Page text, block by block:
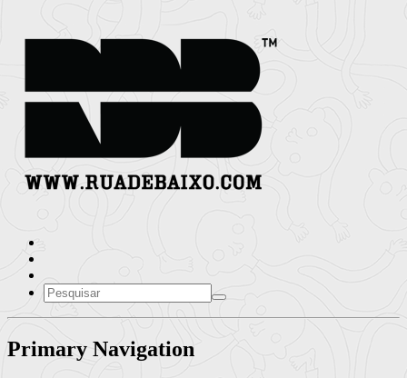
Primary Navigation